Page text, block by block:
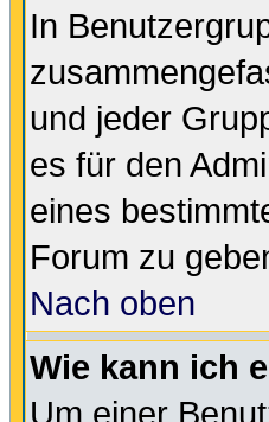
In
und jeder
es für den
eines
Forum zu
Nach oben
Wie kann ich
Um einer